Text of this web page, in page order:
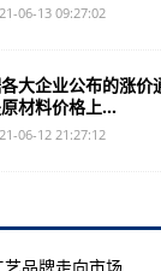
06-13 09:27:02
大企业公布的涨价
材料价格上...
06-12 21:27:12